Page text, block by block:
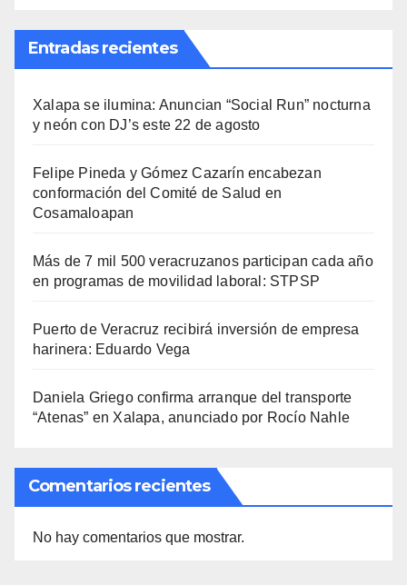
Entradas recientes
Xalapa se ilumina: Anuncian “Social Run” nocturna
y neón con DJ’s este 22 de agosto
Felipe Pineda y Gómez Cazarín encabezan
conformación del Comité de Salud en
Cosamaloapan
Más de 7 mil 500 veracruzanos participan cada año
en programas de movilidad laboral: STPSP
Puerto de Veracruz recibirá inversión de empresa
harinera: Eduardo Vega
Daniela Griego confirma arranque del transporte
“Atenas” en Xalapa, anunciado por Rocío Nahle
Comentarios recientes
No hay comentarios que mostrar.